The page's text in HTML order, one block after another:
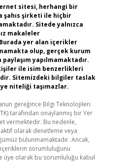
sitesi, herhangi bir
şahıs şirketi ile hiçbir
Sitede yalnızca
makaleler
yer alan içerikler
olup, gerçek kurum
yapılmamaktadır.
ile isim benzerlikleri
Sitemizdeki bilgiler taslak
niteliği taşımazlar.
gereğince Bilgi Teknolojileri
tarafından onaylanmış bir Yer
vermektedir. Bu nedenle,
olarak denetleme veya
bulunmamaktadır. Ancak,
sorumluluğunu
üye olarak bu sorumluluğu kabul